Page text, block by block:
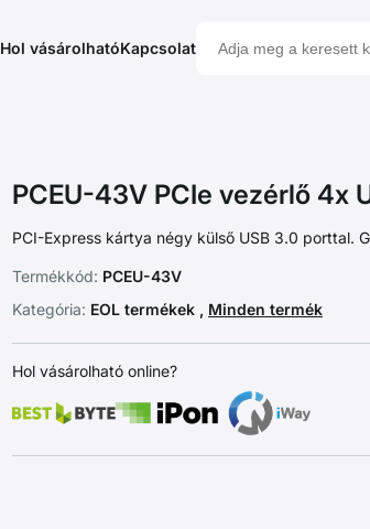
Hol vásárolhatóKapcsolat
PCEU-43V PCIe vezérlő 4x
PCI-Express kártya négy külső USB 3.0 porttal.
Termékkód: PCEU-43V
Kategória: EOL termékek , Minden termék
Hol vásárolható online?